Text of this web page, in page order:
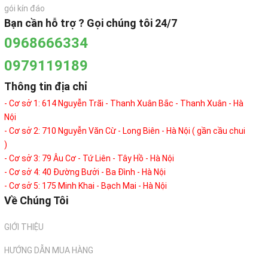
gói kín đáo
Bạn cần hỗ trợ ? Gọi chúng tôi 24/7
0968666334
0979119189
Thông tin địa chỉ
- Cơ sở 1: 614 Nguyễn Trãi - Thanh Xuân Bắc - Thanh Xuân - Hà
Nội
- Cơ sở 2: 710 Nguyễn Văn Cừ - Long Biên - Hà Nội ( gần cầu chui
)
- Cơ sở 3: 79 Âu Cơ - Tứ Liên - Tây Hồ - Hà Nội
- Cơ sở 4: 40 Đường Bưởi - Ba Đình - Hà Nội
- Cơ sở 5: 175 Minh Khai - Bạch Mai - Hà Nội
Về Chúng Tôi
GIỚI THIỆU
HƯỚNG DẪN MUA HÀNG